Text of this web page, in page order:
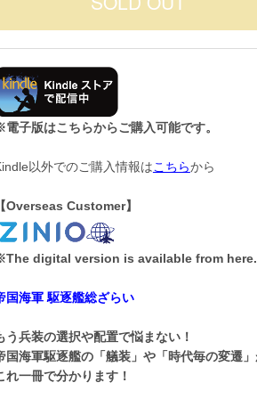
子版はこちらからご購入可能です。
以外でのご購入情報はこちらから
Overseas Customer】
digital version is available from here.
国海軍 駆逐艦総ざらい
う兵装の選択や配置で悩まない！
国海軍駆逐艦の「艤装」や「時代毎の変遷」
れ一冊で分かります！